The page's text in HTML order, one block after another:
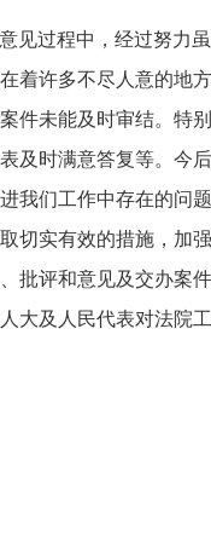
见过程中，经过努力
着许多不尽人意的地
件未能及时审结。特
及时满意答复等。今
我们工作中存在的问
切实有效的措施，加
批评和意见及交办案
大及人民代表对法院